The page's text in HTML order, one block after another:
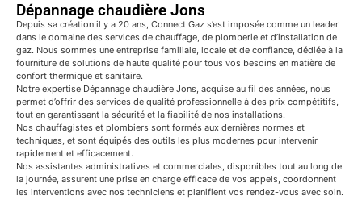
Dépannage chaudière Jons
Depuis sa création il y a 20 ans, Connect Gaz s’est imposée comme un leader
dans le domaine des services de chauffage, de plomberie et d’installation de
gaz. Nous sommes une entreprise familiale, locale et de confiance, dédiée à la
fourniture de solutions de haute qualité pour tous vos besoins en matière de
confort thermique et sanitaire.
Notre expertise Dépannage chaudière Jons, acquise au fil des années, nous
permet d’offrir des services de qualité professionnelle à des prix compétitifs,
tout en garantissant la sécurité et la fiabilité de nos installations.
Nos chauffagistes et plombiers sont formés aux dernières normes et
techniques, et sont équipés des outils les plus modernes pour intervenir
rapidement et efficacement.
Nos assistantes administratives et commerciales, disponibles tout au long de
la journée, assurent une prise en charge efficace de vos appels, coordonnent
les interventions avec nos techniciens et planifient vos rendez-vous avec soin.